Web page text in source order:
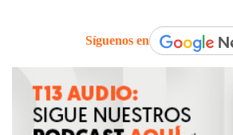
Síguenos en